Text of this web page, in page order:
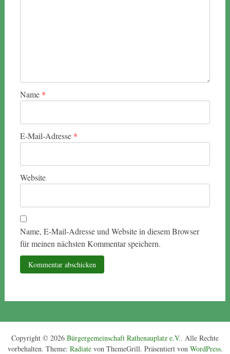
Name *
E-Mail-Adresse *
Website
Name, E-Mail-Adresse und Website in diesem Browser
für meinen nächsten Kommentar speichern.
Copyright © 2026 Bürgergemeinschaft Rathenauplatz e.V.. Alle Rechte
vorbehalten. Theme: Radiatevon ThemeGrill. Präsentiert von WordPress.